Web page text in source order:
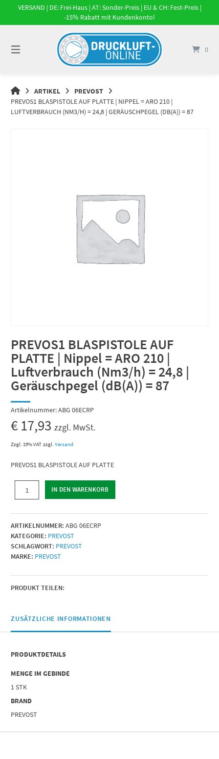
Springe
Inhalt
VERSAND | DE: Frei-Haus | AT: Sonder-Preis | EU & CH: Fest-Preis |
-15% Rabatt mit Kundenkonto!
0
DRUCKLUFT-
ONLINE
|
ARTIKEL
PREVOST
PREVOS1 BLASPISTOLE AUF PLATTE | NIPPEL = ARO 210 |
LUFTVERBRAUCH (NM3/H) = 24,8 | GERÄUSCHPEGEL (DB(A)) = 87
PREVOS1 BLASPISTOLE AUF
PLATTE | Nippel = ARO 210 |
Luftverbrauch (Nm3/h) = 24,8 |
Geräuschpegel (dB(A)) = 87
Artikelnummer:ABG 06ECRP
€ 17,93 zzgl. MwSt.
Zzgl. 19% VAT zzgl.Versand
PREVOS1 BLASPISTOLE AUF PLATTE
BLASPISTOLE
PLATTE
|
Nippel
=
ARO
|
Luftverbrauch
24,8
|
87
IN DEN WARENKORB
ARTIKELNUMMER: ABG 06ECRP
KATEGORIE: PREVOST
SCHLAGWORT: PREVOST
MARKE: PREVOST
PRODUKT TEILEN:
ZUSÄTZLICHE INFORMATIONEN
PRODUKTDETAILS
MENGE IM GEBINDE
1 STK
BRAND
PREVOST